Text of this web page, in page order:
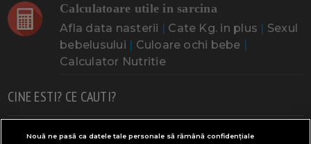
Calculatoare utile in sarcina
Afla data nasterii | Cate Kg. in plus | Sexul
bebelusului | Culoare ochi bebe |
Calculator Nutritie
CINE ESTI? CE CAUTI?
Doresc un copil Adoptia Probleme cu sarcina
Nouă ne pasă ca datele tale personale să rămână confidențiale